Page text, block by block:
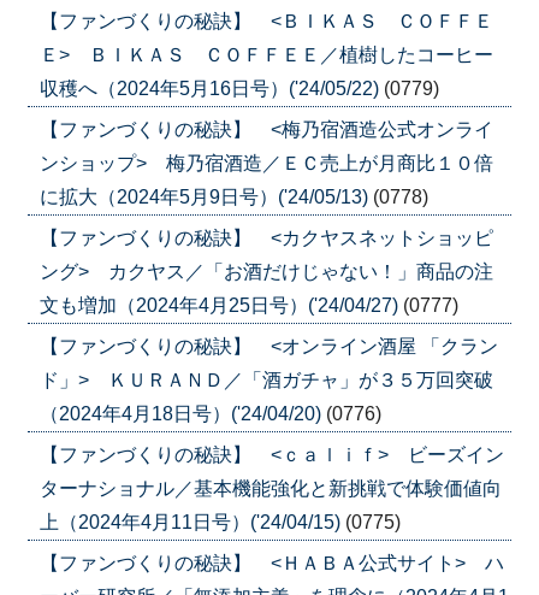
【ファンづくりの秘訣】 <ＢＩＫＡＳ ＣＯＦＦＥ
Ｅ> ＢＩＫＡＳ ＣＯＦＦＥＥ／植樹したコーヒー
収穫へ（2024年5月16日号）('24/05/22) (0779)
【ファンづくりの秘訣】 <梅乃宿酒造公式オンライ
ンショップ> 梅乃宿酒造／ＥＣ売上が月商比１０倍
に拡大（2024年5月9日号）('24/05/13) (0778)
【ファンづくりの秘訣】 <カクヤスネットショッピ
ング> カクヤス／「お酒だけじゃない！」商品の注
文も増加（2024年4月25日号）('24/04/27) (0777)
【ファンづくりの秘訣】 <オンライン酒屋 「クラン
ド」> ＫＵＲＡＮＤ／「酒ガチャ」が３５万回突破
（2024年4月18日号）('24/04/20) (0776)
【ファンづくりの秘訣】 <ｃａｌｉｆ> ビーズイン
ターナショナル／基本機能強化と新挑戦で体験価値向
上（2024年4月11日号）('24/04/15) (0775)
【ファンづくりの秘訣】 <ＨＡＢＡ公式サイト> ハ